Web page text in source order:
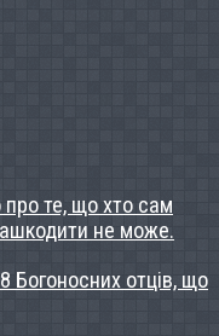
про те, що хто сам
не може.
Богоносних отців, що